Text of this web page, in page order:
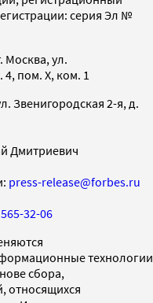
серия Эл №
Москва, ул.
4, пом. X, ком. 1
Звенигородская 2-я, д.
Дмитриевич
press-release@forbes.ru
32-06
технологии
сбора,
относящихся